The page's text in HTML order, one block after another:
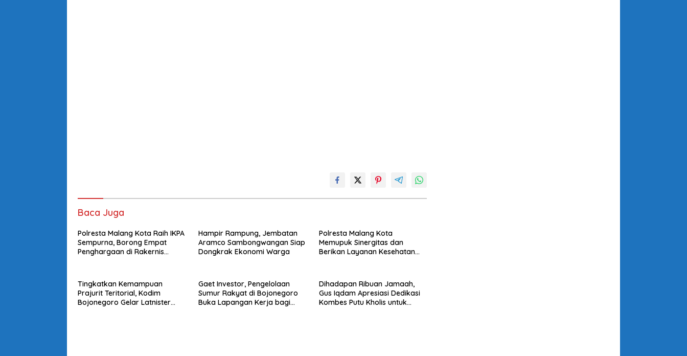
Baca Juga
Polresta Malang Kota Raih IKPA
Sempurna, Borong Empat
Penghargaan di Rakernis
Hampir Rampung, Jembatan
Aramco Sambongwangan Siap
Dongkrak Ekonomi Warga
Polresta Malang Kota
Memupuk Sinergitas dan
Berikan Layanan Kesehatan
Tingkatkan Kemampuan
Prajurit Teritorial, Kodim
Bojonegoro Gelar Latnister
Gaet Investor, Pengelolaan
Sumur Rakyat di Bojonegoro
Buka Lapangan Kerja bagi
Dihadapan Ribuan Jamaah,
Gus Iqdam Apresiasi Dedikasi
Kombes Putu Kholis untuk